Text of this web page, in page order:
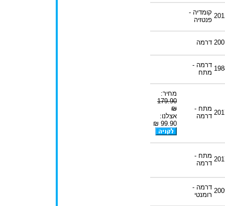
קומדיה -
פנטזיה
דרמה
דרמה -
מתח
מתח -
דרמה
מחיר:
179.90
₪
אצלנו:
99.90 ₪
מתח -
דרמה
דרמה -
רומנטי